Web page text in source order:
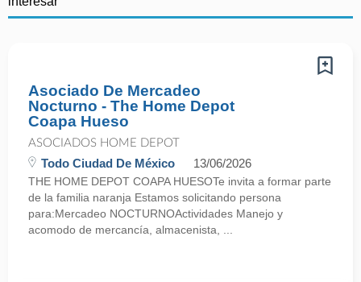
Asociado De Mercadeo
Nocturno - The Home Depot
Coapa Hueso
ASOCIADOS HOME DEPOT
Todo Ciudad De México 13/06/2026
THE HOME DEPOT COAPA HUESOTe invita a formar parte
de la familia naranja Estamos solicitando persona
para:Mercadeo NOCTURNOActividades Manejo y
acomodo de mercancía, almacenista, ...